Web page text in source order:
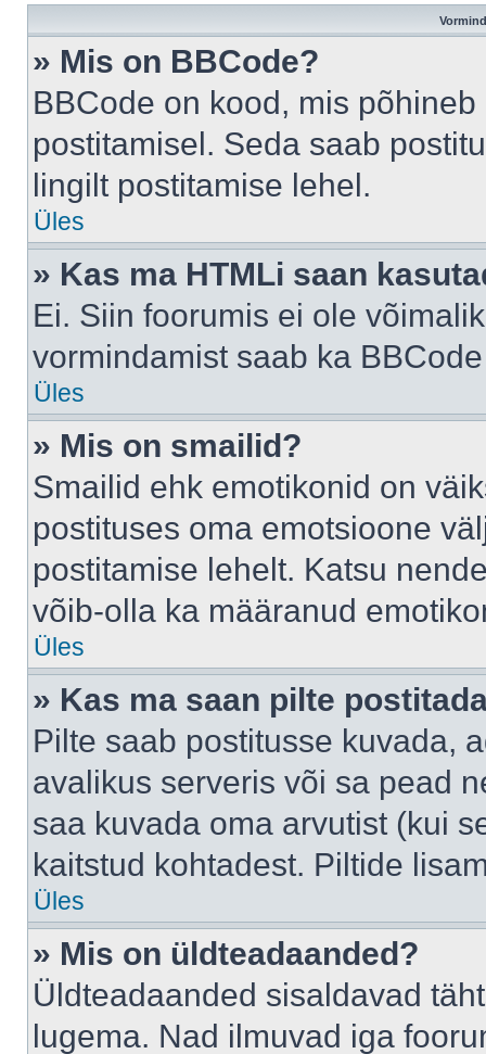
» Mis on BBCode?
BBCode on kood, mis
postitamisel. Seda saab
lingilt postitamise lehel.
Üles
» Kas ma HTMLi saan
Ei. Siin foorumis ei ole
vormindamist saab ka
Üles
» Mis on smailid?
Smailid ehk emotikonid on
postituses oma emotsioone
postitamise lehelt. Katsu
võib-olla ka määranud
Üles
» Kas ma saan pilte
Pilte saab postitusse kuvada,
avalikus serveris või sa pead
saa kuvada oma arvutist (kui
kaitstud kohtadest. Piltide
Üles
» Mis on üldteadaanded?
Üldteadaanded sisaldavad
lugema. Nad ilmuvad iga